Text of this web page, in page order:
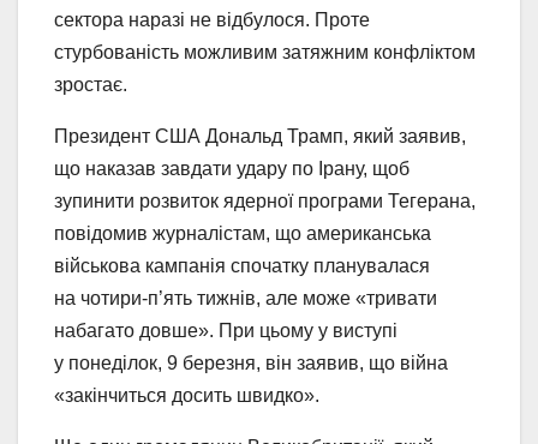
сектора наразі не відбулося. Проте
стурбованість можливим затяжним конфліктом
зростає.
Президент США Дональд Трамп, який заявив,
що наказав завдати удару по Ірану, щоб
зупинити розвиток ядерної програми Тегерана,
повідомив журналістам, що американська
військова кампанія спочатку планувалася
на чотири-п’ять тижнів, але може «тривати
набагато довше». При цьому у виступі
у понеділок, 9 березня, він заявив, що війна
«закінчиться досить швидко».